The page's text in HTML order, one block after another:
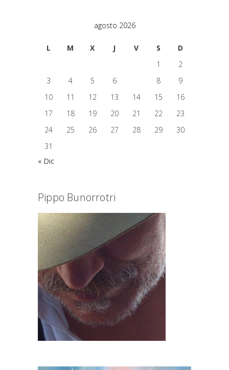
agosto 2026
L M X J V S
D
1
2
3
4 5 6 8
9
10
11 12 13 14 15
16
17
18 19 20 21 22
23
24
25 26 27 28 29
30
31
« Dic
Pippo Bunorrotri